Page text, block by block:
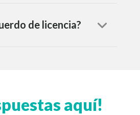
de licencia?
aquí!